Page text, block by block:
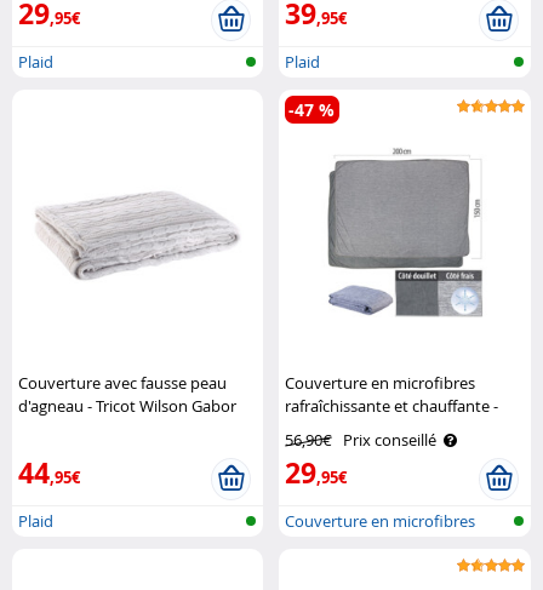
29,95€
Plaid
39,95€
Plaid
Couverture avec fausse peau
d'agneau - Tricot Wilson Gabor
44,95€
Plaid
Couverture en microfibres
rafraîchissante et chauffante -
150 x 200 cm Wilson Gabor
56,90€ Prix conseillé
29,95€
-47 %
Couverture en microfibres